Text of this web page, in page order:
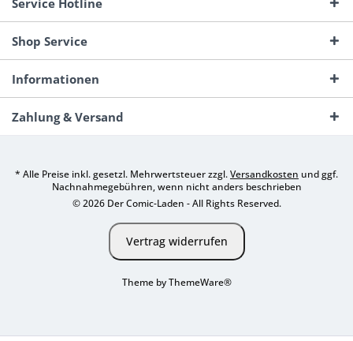
Service Hotline
Shop Service
Informationen
Zahlung & Versand
* Alle Preise inkl. gesetzl. Mehrwertsteuer zzgl.Versandkosten und ggf.
Nachnahmegebühren, wenn nicht anders beschrieben
© 2026 Der Comic-Laden - All Rights Reserved.
Vertrag widerrufen
Theme byThemeWare®